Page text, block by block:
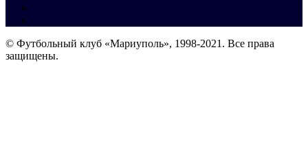
© Футбольный клуб «Мариуполь», 1998-2021. Все права
защищены.